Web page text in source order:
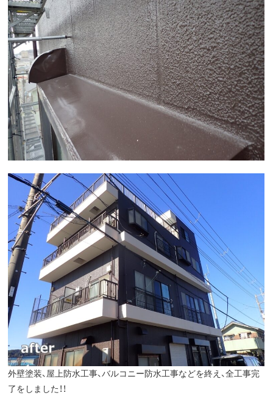
外壁塗装、屋上防水工事、バルコニー防水工事などを終え、全工事完
了をしました！！